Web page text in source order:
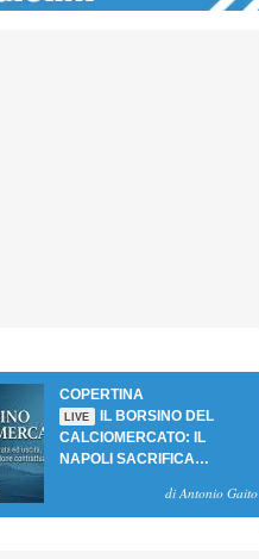
COPERTINA
LIVE
IL BORSINO DEL
CALCIOMERCATO: IL
NAPOLI SACRIFICA
SBLOCCANO ARRIVIdi Antonio Gaito